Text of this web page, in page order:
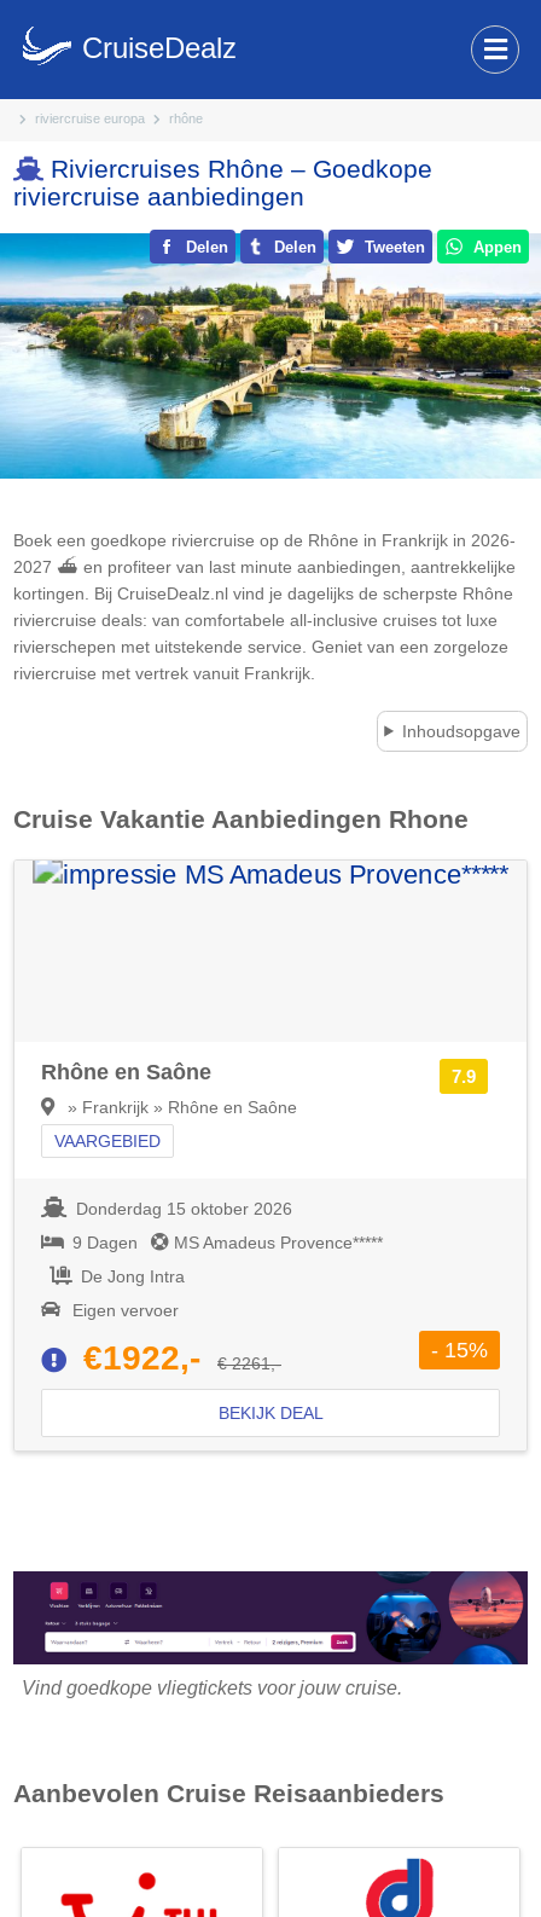
riviercruise europa rhône
CruiseDealz
Riviercruises Rhône – Goedkope
riviercruise aanbiedingen
Delen Delen Tweeten Appen
Boek een goedkope riviercruise op de Rhône in Frankrijk in 2026-
2027 ⛴ en profiteer van last minute aanbiedingen, aantrekkelijke
kortingen. Bij CruiseDealz.nl vind je dagelijks de scherpste Rhône
riviercruise deals: van comfortabele all-inclusive cruises tot luxe
rivierschepen met uitstekende service. Geniet van een zorgeloze
riviercruise met vertrek vanuit Frankrijk.
Inhoudsopgave
Cruise Vakantie Aanbiedingen Rhone
7.9
Rhône en Saône
» Frankrijk » Rhône en Saône
VAARGEBIED
Donderdag 15 oktober 2026
9 Dagen
MS Amadeus Provence*****
De Jong Intra
Eigen vervoer
€1922,- € 2261,-
- 15%
BEKIJK DEAL
Vind goedkope vliegtickets voor jouw cruise.
Aanbevolen Cruise Reisaanbieders